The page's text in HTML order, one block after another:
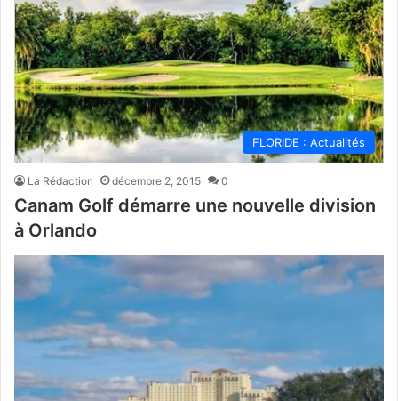
FLORIDE : Actualités
La Rédaction décembre 2, 2015 0
Canam Golf démarre une nouvelle division
à Orlando